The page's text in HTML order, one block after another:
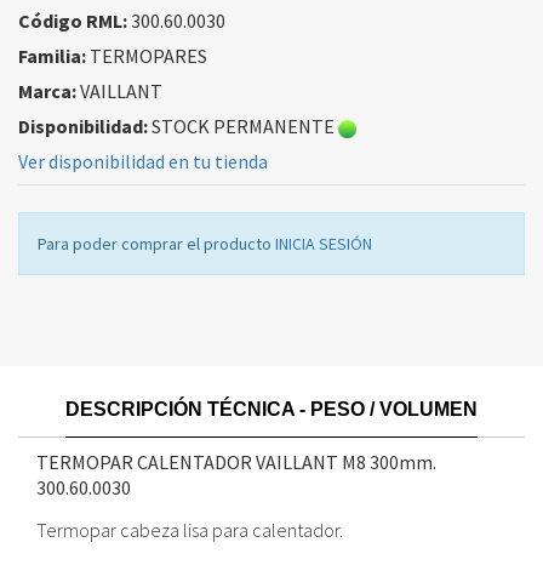
Código RML:300.60.0030
Familia: TERMOPARES
Marca:VAILLANT
Disponibilidad:STOCK PERMANENTE
Ver disponibilidad en tu tienda
Para poder comprar el producto INICIA SESIÓN
DESCRIPCIÓN TÉCNICA - PESO / VOLUMEN
TERMOPAR CALENTADOR VAILLANT M8 300mm.
300.60.0030
Termopar cabeza lisa para calentador.